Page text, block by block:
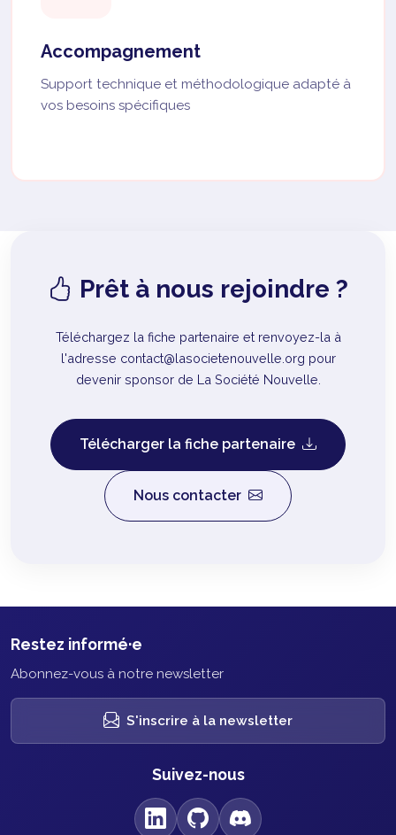
Accompagnement
Support technique et méthodologique adapté à
vos besoins spécifiques
Prêt à nous rejoindre ?
Téléchargez la fiche partenaire et renvoyez-la à
l'adresse contact@lasocietenouvelle.org pour
devenir sponsor de La Société Nouvelle.
Télécharger la fiche partenaire
Nous contacter
Restez informé·e
Abonnez-vous à notre newsletter
S'inscrire à la newsletter
Suivez-nous